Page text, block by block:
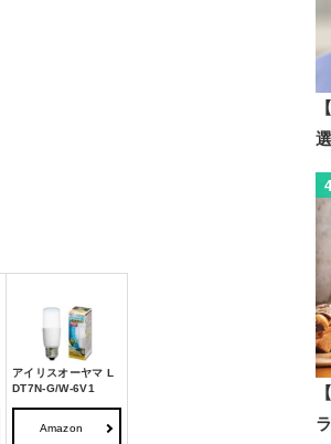
アイリスオーヤマ L
DT7N-G/W-6V1
Amazon